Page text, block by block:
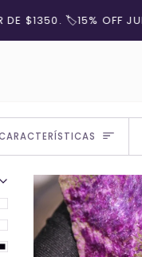
OFF JULIO 🛒